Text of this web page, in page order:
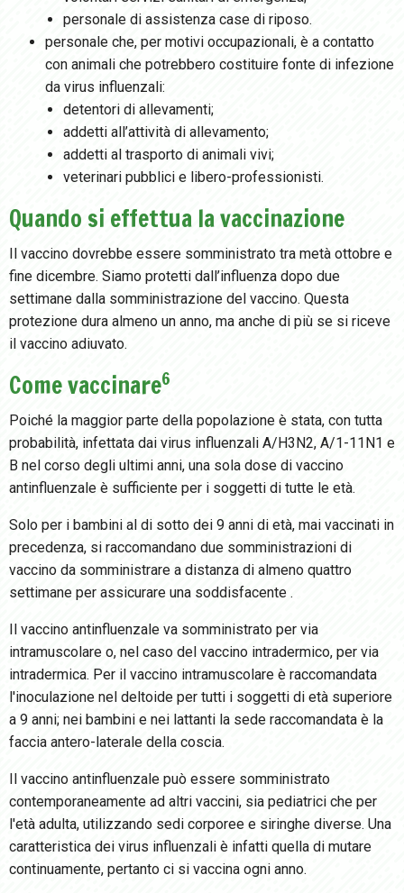
personale di assistenza case di riposo.
personale che, per motivi occupazionali, è a contatto
con animali che potrebbero costituire fonte di infezione
da virus influenzali:
detentori di allevamenti;
addetti all’attività di allevamento;
addetti al trasporto di animali vivi;
veterinari pubblici e libero-professionisti.
Quando si effettua la vaccinazione
Il vaccino dovrebbe essere somministrato tra metà ottobre e
fine dicembre. Siamo protetti dall’influenza dopo due
settimane dalla somministrazione del vaccino. Questa
protezione dura almeno un anno, ma anche di più se si riceve
il vaccino adiuvato.
Come vaccinare6
Poiché la maggior parte della popolazione è stata, con tutta
probabilità, infettata dai virus influenzali A/H3N2, A/1-11N1 e
B nel corso degli ultimi anni, una sola dose di vaccino
antinfluenzale è sufficiente per i soggetti di tutte le età.
Solo per i bambini al di sotto dei 9 anni di età, mai vaccinati in
precedenza, si raccomandano due somministrazioni di
vaccino da somministrare a distanza di almeno quattro
settimane per assicurare una soddisfacente .
Il vaccino antinfluenzale va somministrato per via
intramuscolare o, nel caso del vaccino intradermico, per via
intradermica. Per il vaccino intramuscolare è raccomandata
l'inoculazione nel deltoide per tutti i soggetti di età superiore
a 9 anni; nei bambini e nei lattanti la sede raccomandata è la
faccia antero-laterale della coscia.
Il vaccino antinfluenzale può essere somministrato
contemporaneamente ad altri vaccini, sia pediatrici che per
l'età adulta, utilizzando sedi corporee e siringhe diverse. Una
caratteristica dei virus influenzali è infatti quella di mutare
continuamente, pertanto ci si vaccina ogni anno.